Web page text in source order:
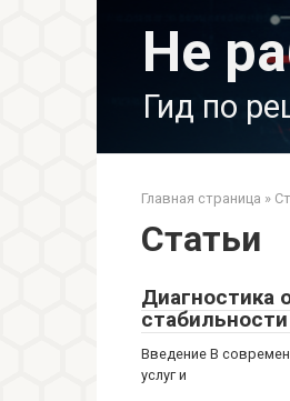
Не
Гид по
Главная страница »
Статьи
Диагностика
Введение В
услуг и